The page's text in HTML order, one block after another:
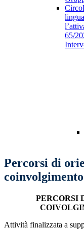
65/
Percorsi di
PERCORSI
Attività finalizzata a